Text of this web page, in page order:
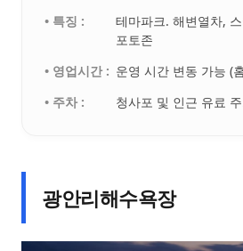
• 특징 :
테마파크. 해변열차,
포토존
• 영업시간 : 운영 시간 변동 가능 (
• 주차 :
청사포 및 인근 유료
광안리해수욕장